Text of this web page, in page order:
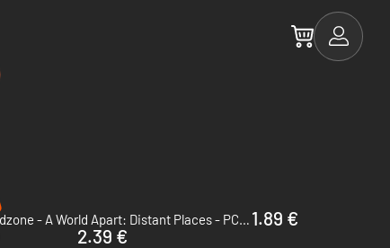
Endzone - A World Apart: Distant Places - PC (Steam) 1.89 €
2.39 €